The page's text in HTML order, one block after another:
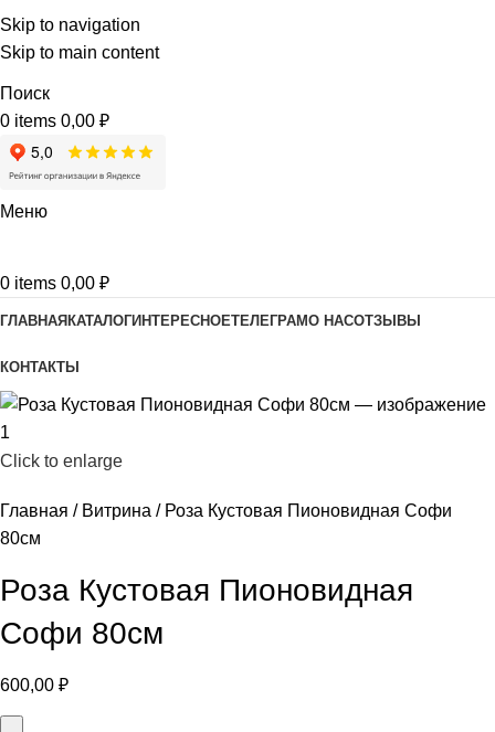
Skip to navigation
Skip to main content
Поиск
0 items 0,00 ₽
Меню
0 items 0,00 ₽
ГЛАВНАЯКАТАЛОГИНТЕРЕСНОЕТЕЛЕГРАМО НАСОТЗЫВЫ
КОНТАКТЫ
Click to enlarge
Главная Витрина
Роза Кустовая Пионовидная Софи
80см
Роза Кустовая Пионовидная
Софи 80см
600,00 ₽